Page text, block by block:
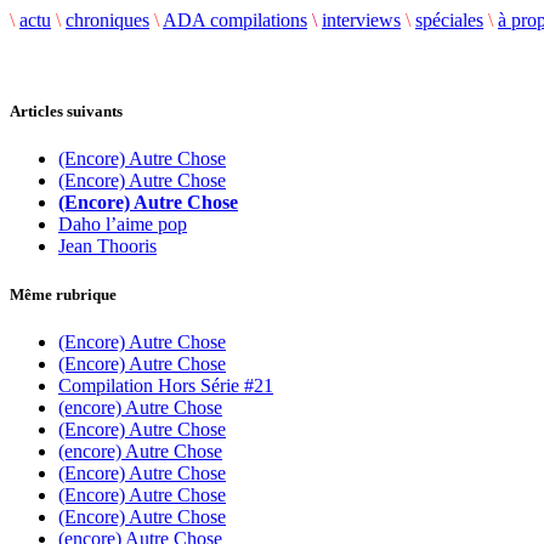
\ actu \ chroniques \ ADA compilations \ interviews \ spéciales \ à
Articles suivants
(Encore) Autre Chose
(Encore) Autre Chose
(Encore) Autre Chose
Daho l’aime pop
Jean Thooris
Même rubrique
(Encore) Autre Chose
(Encore) Autre Chose
Compilation Hors Série #21
(encore) Autre Chose
(Encore) Autre Chose
(encore) Autre Chose
(Encore) Autre Chose
(Encore) Autre Chose
(Encore) Autre Chose
(encore) Autre Chose